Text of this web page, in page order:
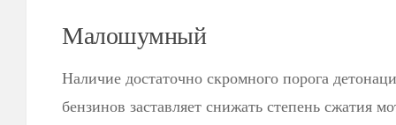
Малошумный
Наличие достаточно скромного порога
бензинов заставляет снижать степень сжатия